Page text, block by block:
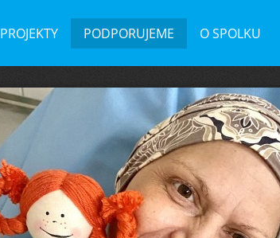
PROJEKTY PODPORUJEME O SPOLKU